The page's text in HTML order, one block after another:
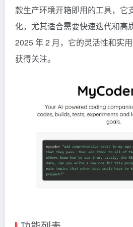
款生产环境开箱即用的工具，它
化，尤其适合需要快速迭代和高
2025 年 2 月，它的灵活性和实
获得关注。